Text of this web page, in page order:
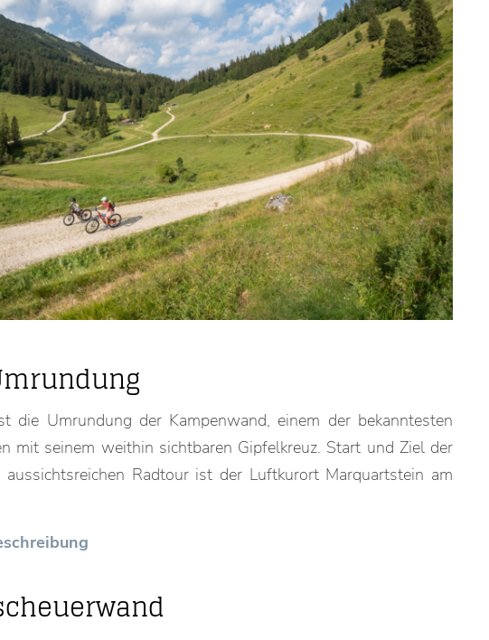
die Umrundung der Kampenwand, einem der bekanntesten
mit seinem weithin sichtbaren Gipfelkreuz. Start und Ziel der
aussichtsreichen Radtour ist der Luftkurort Marquartstein am